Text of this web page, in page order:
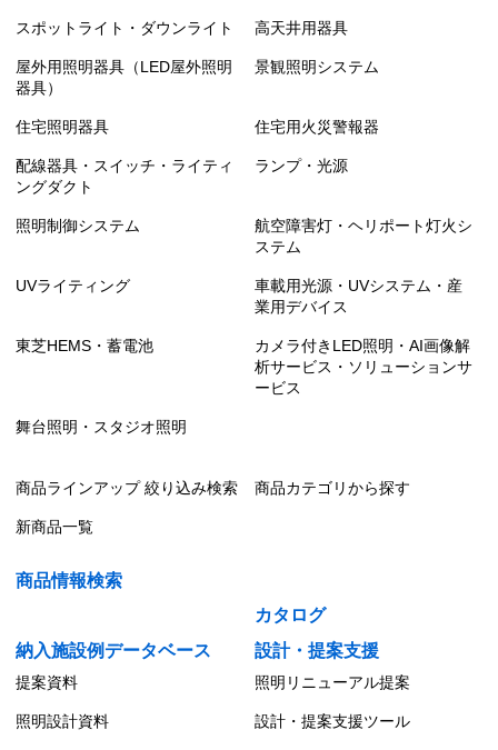
スポットライト・ダウンライト 高天井用器具
屋外用照明器具（LED屋外照明
器具）
景観照明システム
住宅照明器具 住宅用火災警報器
配線器具・スイッチ・ライティ
ングダクト
ランプ・光源
照明制御システム
航空障害灯・ヘリポート灯火シ
ステム
UVライティング
車載用光源・UVシステム・産
業用デバイス
東芝HEMS・蓄電池
カメラ付きLED照明・AI画像解
析サービス・ソリューションサ
ービス
舞台照明・スタジオ照明
商品ラインアップ 絞り込み検索 商品カテゴリから探す
新商品一覧
商品情報検索
カタログ
納入施設例データベース
設計・提案支援
提案資料 照明リニューアル提案
照明設計資料 設計・提案支援ツール